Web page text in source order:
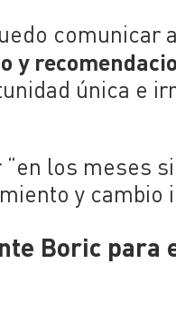
comunicar
y
única e
los meses
y cambio
Boric para